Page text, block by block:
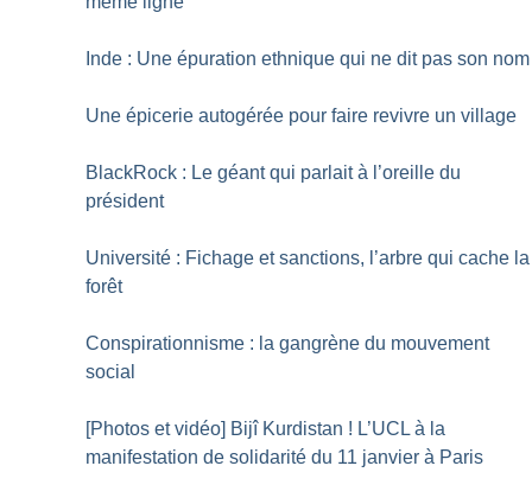
Inde : Une épuration ethnique qui ne dit pas son nom
Une épicerie autogérée pour faire revivre un village
BlackRock : Le géant qui parlait à l’oreille du
président
Université : Fichage et sanctions, l’arbre qui cache la
forêt
Conspirationnisme : la gangrène du mouvement
social
[Photos et vidéo] Bijî Kurdistan ! L’UCL à la
manifestation de solidarité du 11 janvier à Paris